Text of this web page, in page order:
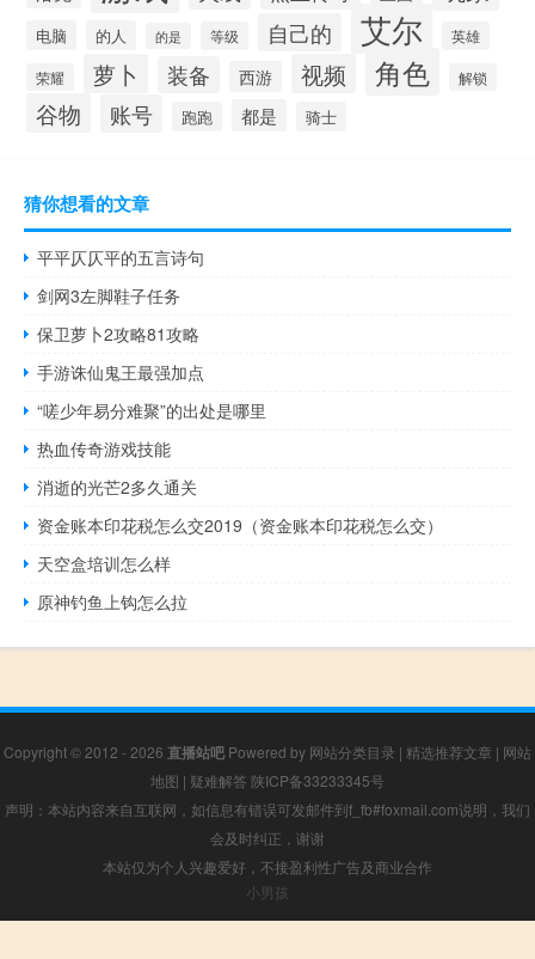
电脑 的人 的是 等级 自己的 艾尔 英雄
荣耀 萝卜 装备 西游 视频 角色 解锁
谷物 账号 跑跑 都是 骑士
猜你想看的文章
平平仄仄平的五言诗句
剑网3左脚鞋子任务
保卫萝卜2攻略81攻略
手游诛仙鬼王最强加点
“嗟少年易分难聚”的出处是哪里
热血传奇游戏技能
消逝的光芒2多久通关
资金账本印花税怎么交2019（资金账本印花税怎么交）
天空盒培训怎么样
原神钓鱼上钩怎么拉
Copyright © 2012 - 2026 直播站吧 Powered by 网站分类目录 | 精选推荐文章 | 网站
地图 | 疑难解答 陕ICP备33233345号
声明：本站内容来自互联网，如信息有错误可发邮件到f_fb#foxmail.com说明，我们
会及时纠正，谢谢
本站仅为个人兴趣爱好，不接盈利性广告及商业合作
小男孩